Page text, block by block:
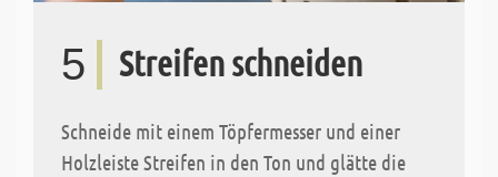
5 Streifen schneiden
Schneide mit einem Töpfermesser und einer
Holzleiste Streifen in den Ton und glätte die